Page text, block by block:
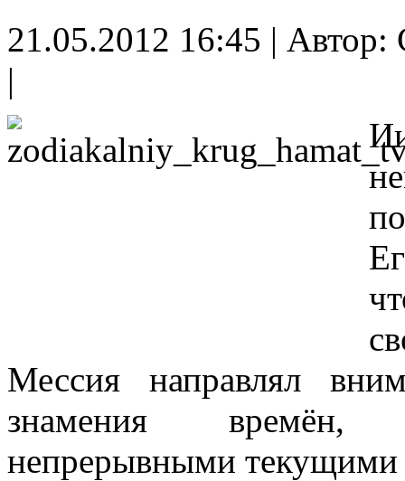
21.05.2012 16:45 |
|
Мессия направлял
знамения времён,
непрерывными текущими